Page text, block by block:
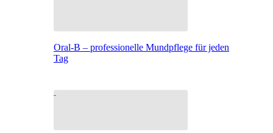
Oral-B – professionelle Mundpflege für jeden
Tag